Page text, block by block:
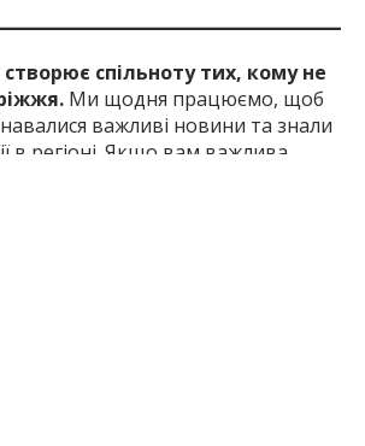
спільноту тих, кому не
Ми щодня працюємо, щоб
важливі новини та знали
в регіоні. Якщо вам важлива